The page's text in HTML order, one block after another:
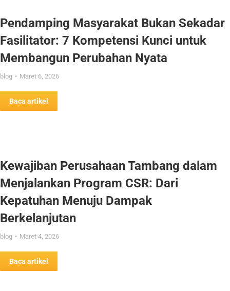
Pendamping Masyarakat Bukan Sekadar
Fasilitator: 7 Kompetensi Kunci untuk
Membangun Perubahan Nyata
blog Maret 6, 2026
Baca artikel
Kewajiban Perusahaan Tambang dalam
Menjalankan Program CSR: Dari
Kepatuhan Menuju Dampak
Berkelanjutan
blog Maret 4, 2026
Baca artikel